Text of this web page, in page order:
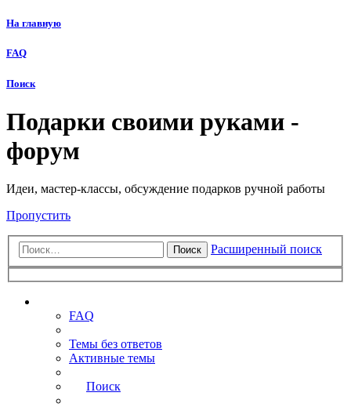
На главную
FAQ
Поиск
Подарки своими руками -
форум
Идеи, мастер-классы, обсуждение подарков ручной работы
Пропустить
Поиск Расширенный поиск
FAQ
Темы без ответов
Активные темы
Поиск